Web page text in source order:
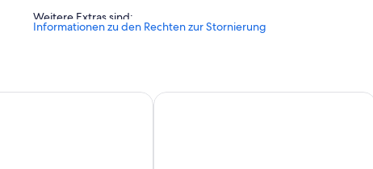
Weitere Extras sind:
Gästebewertungen zufolge wissen Reisende vor allem das
Informationen zu den Rechten zur Stornierung
Garda Isola Verde